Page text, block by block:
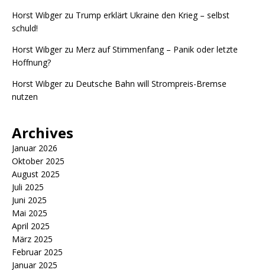
Horst Wibgerzu Trump erklärt Ukraine den Krieg – selbst
schuld!
Horst Wibgerzu Merz auf Stimmenfang – Panik oder letzte
Hoffnung?
Horst Wibgerzu Deutsche Bahn will Strompreis-Bremse
nutzen
Archives
Januar 2026
Oktober 2025
August 2025
Juli 2025
Juni 2025
Mai 2025
April 2025
März 2025
Februar 2025
Januar 2025